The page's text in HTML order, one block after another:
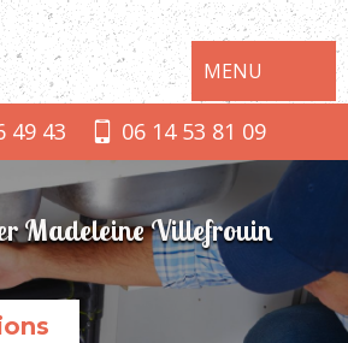
MENU
49 43 06 14 53 81 09
Madeleine Villefrouin